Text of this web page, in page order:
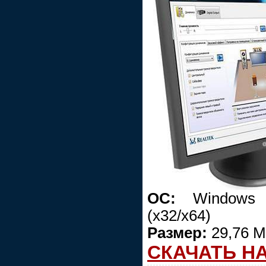
ОС: Windows
(x32/x64)
Размер: 29,76
СКАЧАТЬ